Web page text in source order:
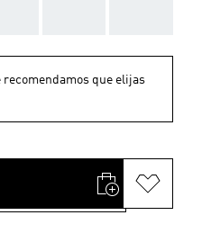
recomendamos que elijas